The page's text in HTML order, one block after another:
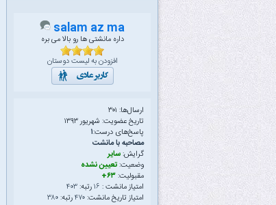
salam az ma
داره مانشتی ها رو بالا می بره
افزودن به لیست دوستان
ارسال‌ها: ۳۰۱
تاریخ عضویت: شهریور ۱۳۹۳
پاسخ‌های درست:۱
مصاحبه با مانشت
گرایش:سایر
وضعیت:تعیین نشده
مقبولیت:۶۳+
امتیاز مانشت : ۱۶رتبه:۴۰۳
امتیاز تاریخ مانشت:۴۷۰رتبه:۳۸۰